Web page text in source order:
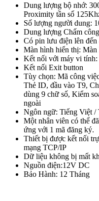
Dung lượng bộ nhớ:
Proximity tần số
Số lượng người dung:
Dung lượng Chấm
Có pin lưu điện lên đến
Màn hình hiển thị:
Kết nối với máy vi
Kết nối Exit button
Tùy chọn: Mã công
Thẻ ID, đầu vào T9,
dùng 9 chữ số, Kiểm
ngoài
Ngôn ngữ: Tiếng Việt /
Một nhân viên có thể
ứng với 1 mã đăng ký.
Thiết bị được kết nối
mạng TCP/IP
Dữ liệu không bị mất
Nguồn điện:12V DC
Bảo Hành: 12 Tháng